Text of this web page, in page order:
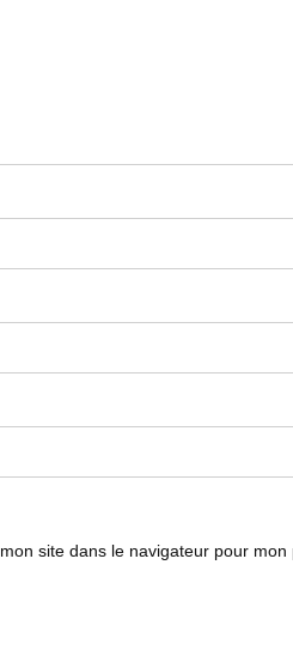
site dans le navigateur pour mon